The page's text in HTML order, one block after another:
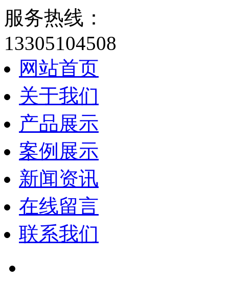
服务热线：
13305104508
网站首页
关于我们
产品展示
案例展示
新闻资讯
在线留言
联系我们